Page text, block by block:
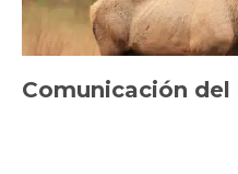
Comunicación del